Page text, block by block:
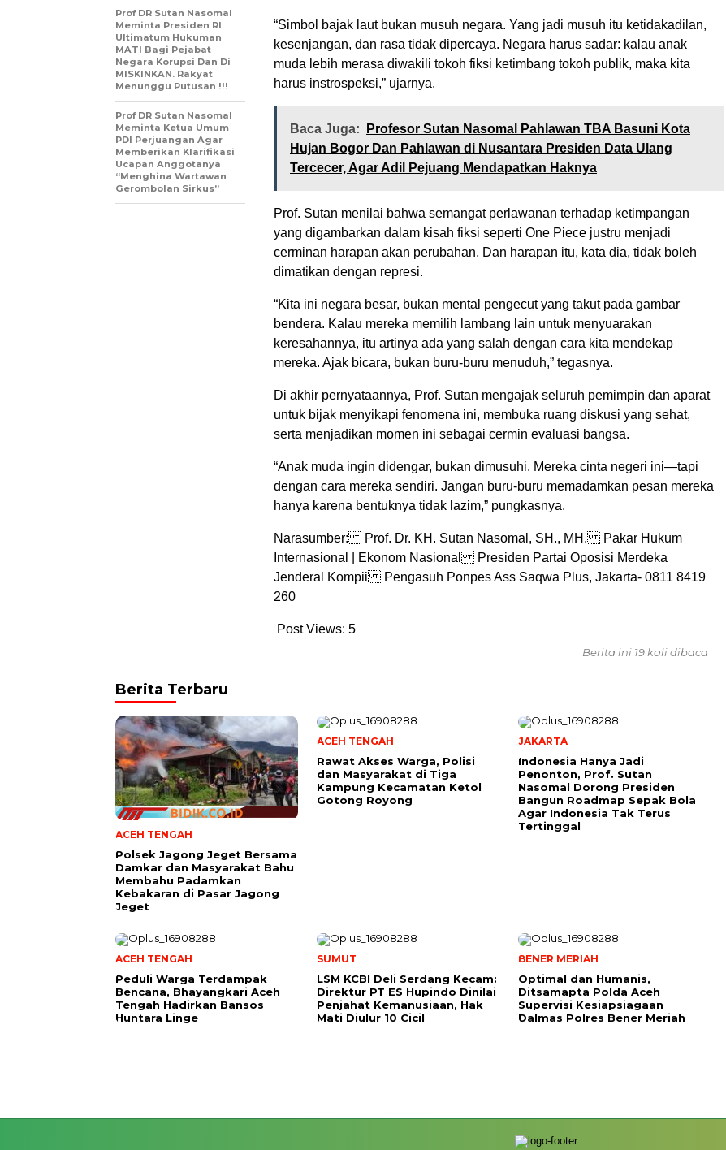
“Simbol bajak laut bukan musuh negara. Yang jadi musuh itu ketidakadilan,
kesenjangan, dan rasa tidak dipercaya. Negara harus sadar: kalau anak
muda lebih merasa diwakili tokoh fiksi ketimbang tokoh publik, maka kita
harus instrospeksi,” ujarnya.
Baca Juga:
Profesor Sutan Nasomal Pahlawan TBA Basuni Kota
Hujan Bogor Dan Pahlawan di Nusantara Presiden Data Ulang
Tercecer, Agar Adil Pejuang Mendapatkan Haknya
Prof. Sutan menilai bahwa semangat perlawanan terhadap ketimpangan
yang digambarkan dalam kisah fiksi seperti One Piece justru menjadi
cerminan harapan akan perubahan. Dan harapan itu, kata dia, tidak boleh
dimatikan dengan represi.
“Kita ini negara besar, bukan mental pengecut yang takut pada gambar
bendera. Kalau mereka memilih lambang lain untuk menyuarakan
keresahannya, itu artinya ada yang salah dengan cara kita mendekap
mereka. Ajak bicara, bukan buru-buru menuduh,” tegasnya.
Di akhir pernyataannya, Prof. Sutan mengajak seluruh pemimpin dan aparat
untuk bijak menyikapi fenomena ini, membuka ruang diskusi yang sehat,
serta menjadikan momen ini sebagai cermin evaluasi bangsa.
“Anak muda ingin didengar, bukan dimusuhi. Mereka cinta negeri ini—tapi
dengan cara mereka sendiri. Jangan buru-buru memadamkan pesan mereka
hanya karena bentuknya tidak lazim,” pungkasnya.
Narasumber: Prof. Dr. KH. Sutan Nasomal, SH., MH. Pakar Hukum
Internasional | Ekonom Nasional Presiden Partai Oposisi Merdeka
Jenderal Kompii Pengasuh Ponpes Ass Saqwa Plus, Jakarta- 0811 8419
260
Post Views: 5
Prof DR Sutan Nasomal
Meminta Presiden RI
Ultimatum Hukuman
MATI Bagi Pejabat
Negara Korupsi Dan Di
MISKINKAN. Rakyat
Menunggu Putusan !!!
Prof DR Sutan Nasomal
Meminta Ketua Umum
PDI Perjuangan Agar
Memberikan Klarifikasi
Ucapan Anggotanya
“Menghina Wartawan
Gerombolan Sirkus”
Berita ini 19 kali dibaca
Berita Terbaru
ACEH TENGAH
Polsek Jagong Jeget Bersama
Damkar dan Masyarakat Bahu
Membahu Padamkan
Kebakaran di Pasar Jagong
Jeget
ACEH TENGAH
Rawat Akses Warga, Polisi
dan Masyarakat di Tiga
Kampung Kecamatan Ketol
Gotong Royong
JAKARTA
Indonesia Hanya Jadi
Penonton, Prof. Sutan
Nasomal Dorong Presiden
Bangun Roadmap Sepak Bola
Agar Indonesia Tak Terus
Tertinggal
ACEH TENGAH
Peduli Warga Terdampak
Bencana, Bhayangkari Aceh
Tengah Hadirkan Bansos
Huntara Linge
SUMUT
LSM KCBI Deli Serdang Kecam:
Direktur PT ES Hupindo Dinilai
Penjahat Kemanusiaan, Hak
Mati Diulur 10 Cicil
BENER MERIAH
Optimal dan Humanis,
Ditsamapta Polda Aceh
Supervisi Kesiapsiagaan
Dalmas Polres Bener Meriah